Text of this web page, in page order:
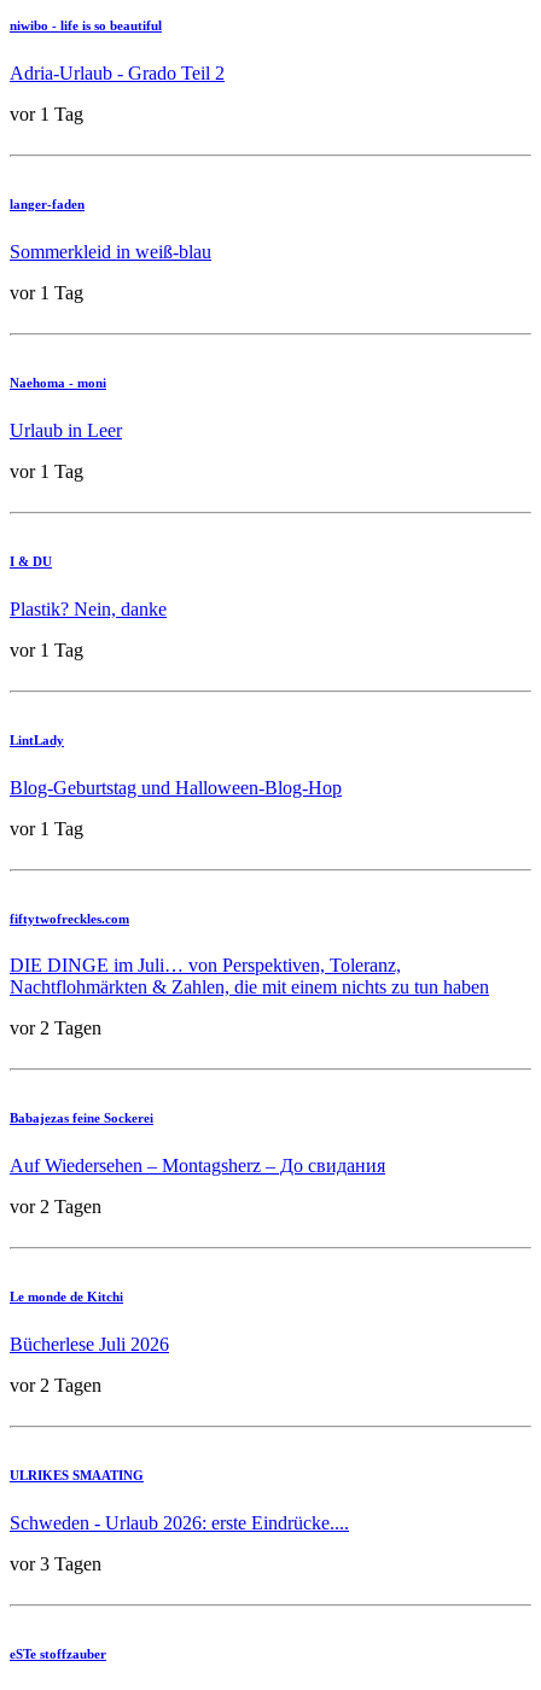
niwibo - life is so beautiful
Adria-Urlaub - Grado Teil 2
vor 1 Tag
langer-faden
Sommerkleid in weiß-blau
vor 1 Tag
Naehoma - moni
Urlaub in Leer
vor 1 Tag
I & DU
Plastik? Nein, danke
vor 1 Tag
LintLady
Blog-Geburtstag und Halloween-Blog-Hop
vor 1 Tag
fiftytwofreckles.com
DIE DINGE im Juli… von Perspektiven, Toleranz,
Nachtflohmärkten & Zahlen, die mit einem nichts zu tun haben
vor 2 Tagen
Babajezas feine Sockerei
Auf Wiedersehen – Montagsherz – До свидания
vor 2 Tagen
Le monde de Kitchi
Bücherlese Juli 2026
vor 2 Tagen
ULRIKES SMAATING
Schweden - Urlaub 2026: erste Eindrücke....
vor 3 Tagen
eSTe stoffzauber